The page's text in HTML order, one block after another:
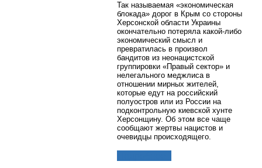
Так называемая «экономическая
блокада» дорог в Крым со стороны
Херсонской области Украины
окончательно потеряла какой-либо
экономический смысл и
превратилась в произвол
бандитов из неонацистской
группировки «Правый сектор» и
нелегального меджлиса в
отношении мирных жителей,
которые едут на российский
полуостров или из России на
подконтрольную киевской хунте
Херсонщину. Об этом все чаще
сообщают жертвы нацистов и
очевидцы происходящего.